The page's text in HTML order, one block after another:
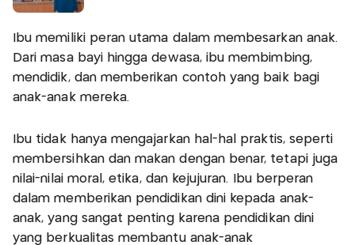
Ibu memiliki peran utama dalam membesarkan anak.
Dari masa bayi hingga dewasa, ibu membimbing,
mendidik, dan memberikan contoh yang baik bagi
anak-anak mereka.
Ibu tidak hanya mengajarkan hal-hal praktis, seperti
membersihkan dan makan dengan benar, tetapi juga
nilai-nilai moral, etika, dan kejujuran. Ibu berperan
dalam memberikan pendidikan dini kepada anak-
anak, yang sangat penting karena pendidikan dini
yang berkualitas membantu anak-anak